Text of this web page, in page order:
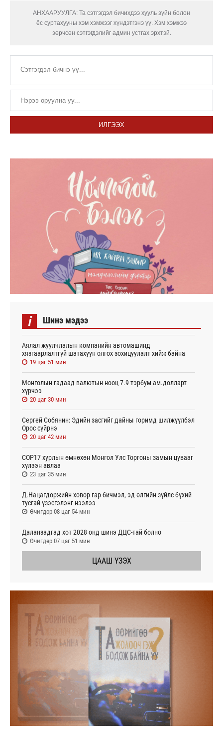
АНХААРУУЛГА: Та сэтгэгдэл бичихдээ хууль зүйн болон
ёс суртахууны хэм хэмжээг хүндэтгэнэ үү. Хэм хэмжээ
зөрчсөн сэтгэгдэлийг админ устгах эрхтэй.
ИЛГЭЭХ
i Шинэ мэдээ
Аялал жуулчлалын компанийн автомашинд
хязгаарлалтгүй шатахуун олгох зохицуулалт хийж байна
19 цаг 51 мин
Монголын гадаад валютын нөөц 7.9 тэрбум ам.долларт
хүрчээ
20 цаг 30 мин
Сергей Собянин: Эдийн засгийг дайны горимд шилжүүлбэл
Орос сүйрнэ
20 цаг 42 мин
COP17 хурлын өмнөхөн Монгол Улс Торгоны замын цувааг
хүлээн авлаа
23 цаг 35 мин
Д.Нацагдоржийн ховор гар бичмэл, эд өлгийн зүйлс бүхий
тусгай үзэсгэлэнг нээлээ
Өчигдөр 08 цаг 54 мин
Даланзадгад хот 2028 онд шинэ ДЦС-тай болно
Өчигдөр 07 цаг 51 мин
ЦААШ ҮЗЭХ